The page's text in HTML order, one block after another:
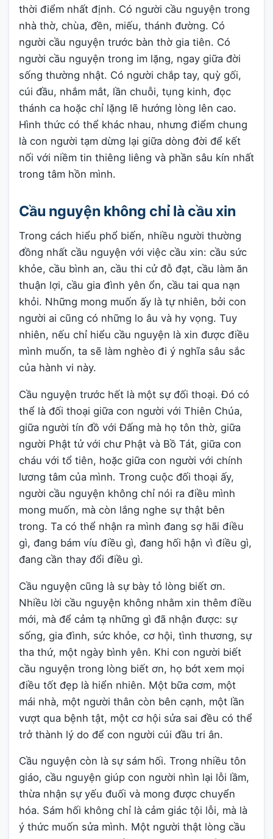
thời điểm nhất định. Có người cầu nguyện trong
nhà thờ, chùa, đền, miếu, thánh đường. Có
người cầu nguyện trước bàn thờ gia tiên. Có
người cầu nguyện trong im lặng, ngay giữa đời
sống thường nhật. Có người chắp tay, quỳ gối,
cúi đầu, nhắm mắt, lần chuỗi, tụng kinh, đọc
thánh ca hoặc chỉ lặng lẽ hướng lòng lên cao.
Hình thức có thể khác nhau, nhưng điểm chung
là con người tạm dừng lại giữa dòng đời để kết
nối với niềm tin thiêng liêng và phần sâu kín nhất
trong tâm hồn mình.
Cầu nguyện không chỉ là cầu xin
Trong cách hiểu phổ biến, nhiều người thường
đồng nhất cầu nguyện với việc cầu xin: cầu sức
khỏe, cầu bình an, cầu thi cử đỗ đạt, cầu làm ăn
thuận lợi, cầu gia đình yên ổn, cầu tai qua nạn
khỏi. Những mong muốn ấy là tự nhiên, bởi con
người ai cũng có những lo âu và hy vọng. Tuy
nhiên, nếu chỉ hiểu cầu nguyện là xin được điều
mình muốn, ta sẽ làm nghèo đi ý nghĩa sâu sắc
của hành vi này.
Cầu nguyện trước hết là một sự đối thoại. Đó có
thể là đối thoại giữa con người với Thiên Chúa,
giữa người tín đồ với Đấng mà họ tôn thờ, giữa
người Phật tử với chư Phật và Bồ Tát, giữa con
cháu với tổ tiên, hoặc giữa con người với chính
lương tâm của mình. Trong cuộc đối thoại ấy,
người cầu nguyện không chỉ nói ra điều mình
mong muốn, mà còn lắng nghe sự thật bên
trong. Ta có thể nhận ra mình đang sợ hãi điều
gì, đang bám víu điều gì, đang hối hận vì điều gì,
đang cần thay đổi điều gì.
Cầu nguyện cũng là sự bày tỏ lòng biết ơn.
Nhiều lời cầu nguyện không nhằm xin thêm điều
mới, mà để cảm tạ những gì đã nhận được: sự
sống, gia đình, sức khỏe, cơ hội, tình thương, sự
tha thứ, một ngày bình yên. Khi con người biết
cầu nguyện trong lòng biết ơn, họ bớt xem mọi
điều tốt đẹp là hiển nhiên. Một bữa cơm, một
mái nhà, một người thân còn bên cạnh, một lần
vượt qua bệnh tật, một cơ hội sửa sai đều có thể
trở thành lý do để con người cúi đầu tri ân.
Cầu nguyện còn là sự sám hối. Trong nhiều tôn
giáo, cầu nguyện giúp con người nhìn lại lỗi lầm,
thừa nhận sự yếu đuối và mong được chuyển
hóa. Sám hối không chỉ là cảm giác tội lỗi, mà là
ý thức muốn sửa mình. Một người thật lòng cầu